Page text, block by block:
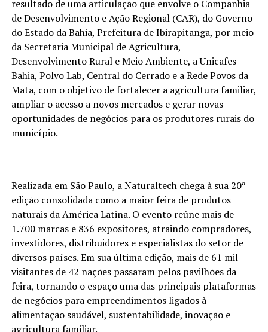
resultado de uma articulação que envolve o Companhia
de Desenvolvimento e Ação Regional (CAR), do Governo
do Estado da Bahia, Prefeitura de Ibirapitanga, por meio
da Secretaria Municipal de Agricultura,
Desenvolvimento Rural e Meio Ambiente, a Unicafes
Bahia, Polvo Lab, Central do Cerrado e a Rede Povos da
Mata, com o objetivo de fortalecer a agricultura familiar,
ampliar o acesso a novos mercados e gerar novas
oportunidades de negócios para os produtores rurais do
município.
Realizada em São Paulo, a Naturaltech chega à sua 20ª
edição consolidada como a maior feira de produtos
naturais da América Latina. O evento reúne mais de
1.700 marcas e 836 expositores, atraindo compradores,
investidores, distribuidores e especialistas do setor de
diversos países. Em sua última edição, mais de 61 mil
visitantes de 42 nações passaram pelos pavilhões da
feira, tornando o espaço uma das principais plataformas
de negócios para empreendimentos ligados à
alimentação saudável, sustentabilidade, inovação e
agricultura familiar.